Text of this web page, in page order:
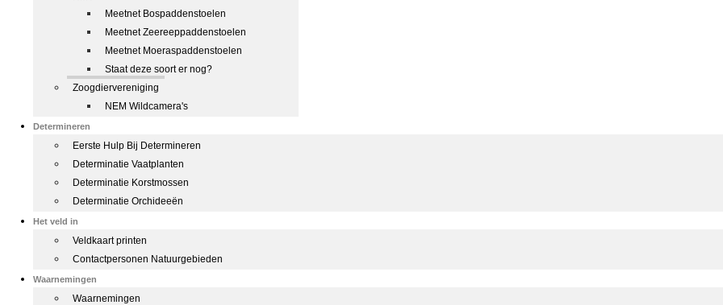
Meetnet Bospaddenstoelen
Meetnet Zeereeppaddenstoelen
Meetnet Moeraspaddenstoelen
Staat deze soort er nog?
Zoogdiervereniging
NEM Wildcamera's
Determineren
Eerste Hulp Bij Determineren
Determinatie Vaatplanten
Determinatie Korstmossen
Determinatie Orchideeën
Het veld in
Veldkaart printen
Contactpersonen Natuurgebieden
Waarnemingen
Waarnemingen